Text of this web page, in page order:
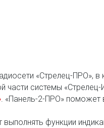
«Стрелец-ПРО»,
части системы «Стрелец-
. «Панель-2-ПРО» поможет
функции